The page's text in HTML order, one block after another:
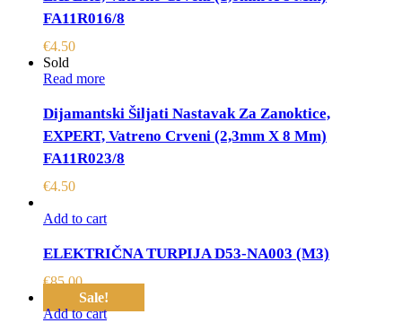
FA11R016/8
€4.50
Sold
Read more
Dijamantski Šiljati Nastavak Za Zanoktice,
EXPERT, Vatreno Crveni (2,3mm X 8 Mm)
FA11R023/8
€4.50
Add to cart
ELEKTRIČNA TURPIJA D53-NA003 (M3)
€85.00
Sale!
Add to cart